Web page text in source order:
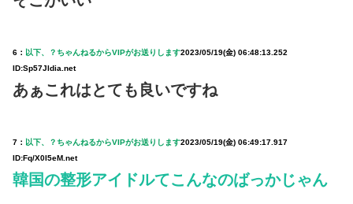
6： 以下、？ちゃんねるからVIPがお送りします2023/05/19(金) 06:48:13.252
ID:Sp57JIdia.net
あぁこれはとても良いですね
7： 以下、？ちゃんねるからVIPがお送りします2023/05/19(金) 06:49:17.917
ID:Fq/X0I5eM.net
韓国の整形アイドルてこんなのばっかじゃん